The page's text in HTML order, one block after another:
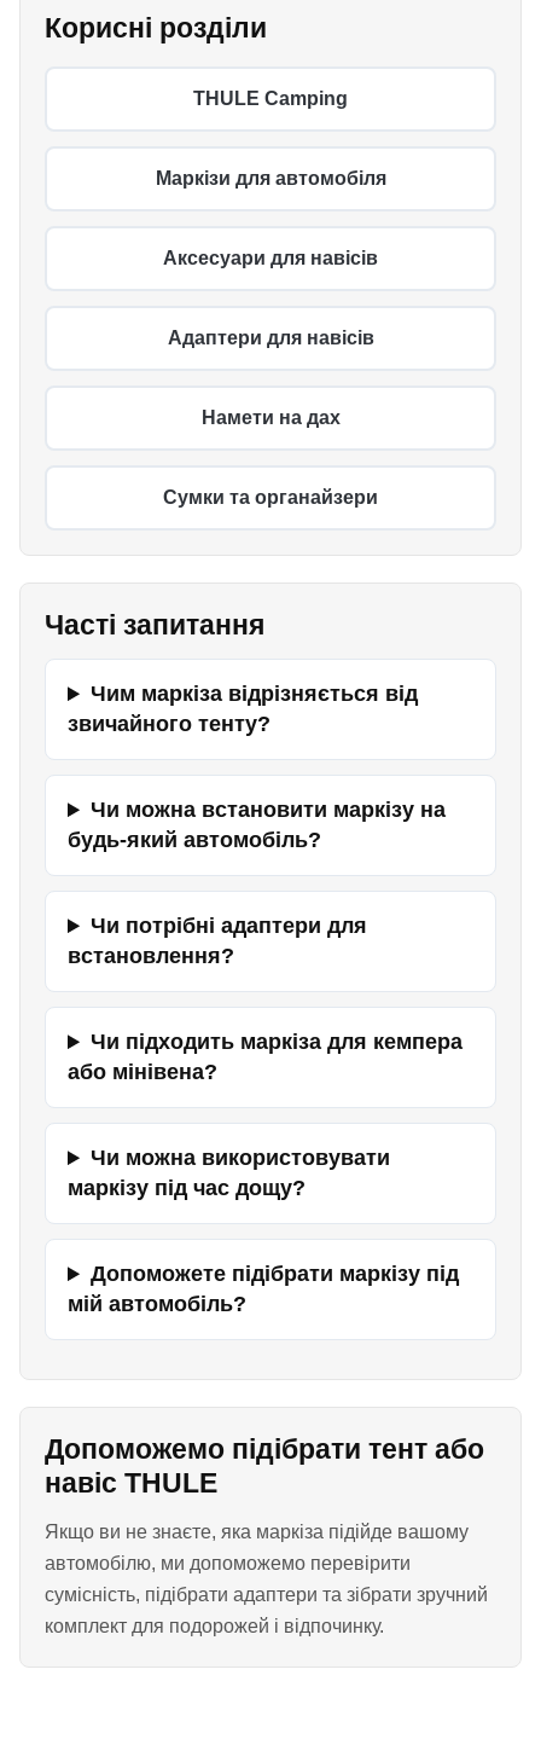
Корисні розділи
THULE Camping
Маркізи для автомобіля
Аксесуари для навісів
Адаптери для навісів
Намети на дах
Сумки та органайзери
Часті запитання
Чим маркіза відрізняється від
звичайного тенту?
Чи можна встановити маркізу на
будь-який автомобіль?
Чи потрібні адаптери для
встановлення?
Чи підходить маркіза для кемпера
або мінівена?
Чи можна використовувати
маркізу під час дощу?
Допоможете підібрати маркізу під
мій автомобіль?
Допоможемо підібрати тент або
навіс THULE
Якщо ви не знаєте, яка маркіза підійде вашому
автомобілю, ми допоможемо перевірити
сумісність, підібрати адаптери та зібрати зручний
комплект для подорожей і відпочинку.